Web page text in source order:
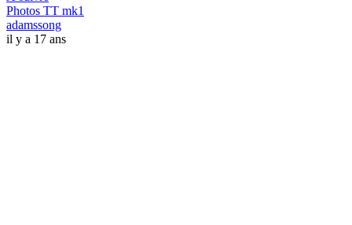
Photos TT mk1
adamssong
il y a 17 ans